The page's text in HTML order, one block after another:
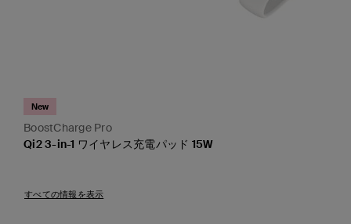
BoostCharge Pro
New
Qi2 3-in-1 ワイヤレス充電パッド 15W
すべての情報を表示